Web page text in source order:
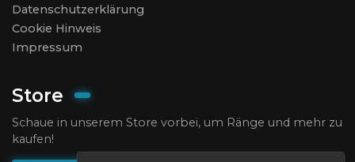
Datenschutzerklärung
Cookie Hinweis
Impressum
Store
Schaue in unserem Store vorbei, um Ränge und mehr zu
kaufen!